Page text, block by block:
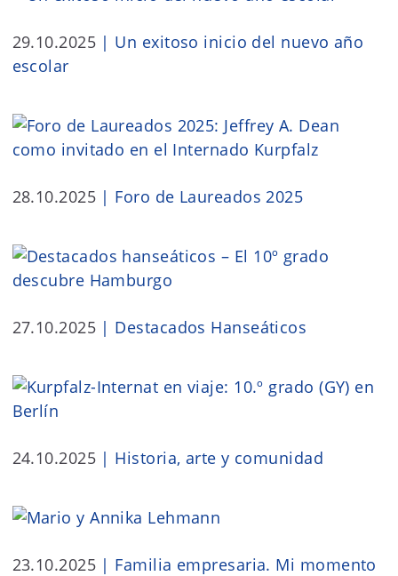
29.10.2025 | Un exitoso inicio del nuevo año
escolar
28.10.2025 | Foro de Laureados 2025
27.10.2025 | Destacados Hanseáticos
24.10.2025 | Historia, arte y comunidad
23.10.2025 | Familia empresaria. Mi momento